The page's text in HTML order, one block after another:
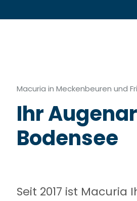
Macuria in Meckenbeuren und
Ihr
Bodensee
Seit 2017 ist Macuria